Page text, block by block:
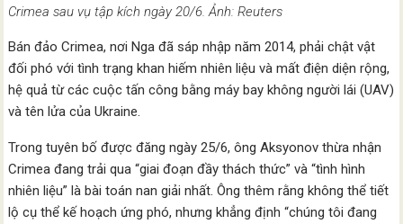
Crimea sau vụ tập kích ngày 20/6. Ảnh: Reuters
Bán đảo Crimea, nơi Nga đã sáp nhập năm 2014, phải chật vật
đối phó với tình trạng khan hiếm nhiên liệu và mất điện diện rộng,
hệ quả từ các cuộc tấn công bằng máy bay không người lái (UAV)
và tên lửa của Ukraine.
Trong tuyên bố được đăng ngày 25/6, ông Aksyonov thừa nhận
Crimea đang trải qua “giai đoạn đầy thách thức” và “tình hình
nhiên liệu” là bài toán nan giải nhất. Ông thêm rằng không thể tiết
lộ cụ thể kế hoạch ứng phó, nhưng khẳng định “chúng tôi đang